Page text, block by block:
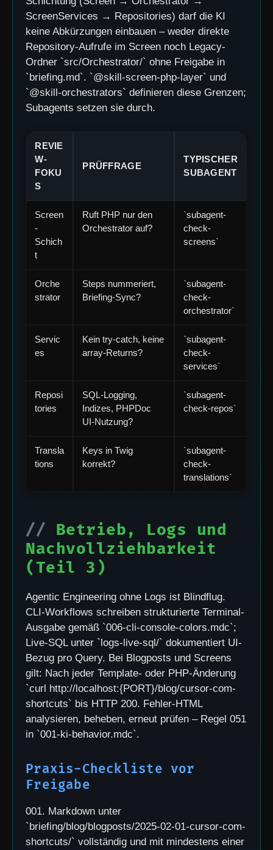
ScreenServices → Repositories) darf die KI
keine Abkürzungen einbauen – weder direkte
Repository-Aufrufe im Screen noch Legacy-
Ordner `src/Orchestrator/` ohne Freigabe in
`briefing.md`. `@skill-screen-php-layer` und
`@skill-orchestrators` definieren diese Grenzen;
Subagents setzen sie durch.
REVIE
W-
FOKU
S
PRÜFFRAGE
TYPISCHER
SUBAGENT
Screen
-
Schich
t
Ruft PHP nur den
Orchestrator auf?
`subagent-
check-
screens`
Orche
strator
Steps nummeriert,
Briefing-Sync?
`subagent-
check-
orchestrator`
Servic
es
Kein try-catch, keine
array-Returns?
`subagent-
check-
services`
Reposi
tories
SQL-Logging,
Indizes, PHPDoc
UI-Nutzung?
`subagent-
check-repos`
Transla
tions
Keys in Twig
korrekt?
`subagent-
check-
translations`
Betrieb, Logs und
Nachvollziehbarkeit
(Teil 3)
Agentic Engineering ohne Logs ist Blindflug.
CLI-Workflows schreiben strukturierte Terminal-
Ausgabe gemäß `006-cli-console-colors.mdc`;
Live-SQL unter `logs-live-sql/` dokumentiert UI-
Bezug pro Query. Bei Blogposts und Screens
gilt: Nach jeder Template- oder PHP-Änderung
`curl http://localhost:{PORT}/blog/cursor-com-
shortcuts` bis HTTP 200. Fehler-HTML
analysieren, beheben, erneut prüfen – Regel 051
in `001-ki-behavior.mdc`.
Praxis-Checkliste vor
Freigabe
001. Markdown unter
`briefing/blog/blogposts/2025-02-01-cursor-com-
shortcuts/` vollständig und mit mindestens einer